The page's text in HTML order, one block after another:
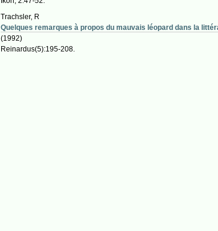
Trachsler, R
Quelques remarques à propos du mauvais léopard dans la
(1992)
Reinardus(5):195-208.